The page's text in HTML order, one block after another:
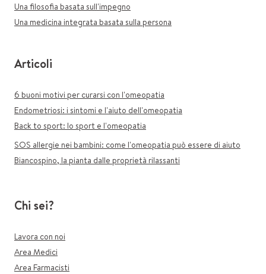
Una filosofia basata sull'impegno
Una medicina integrata basata sulla persona
Articoli
6 buoni motivi per curarsi con l'omeopatia
Endometriosi: i sintomi e l'aiuto dell'omeopatia
Back to sport: lo sport e l'omeopatia
SOS allergie nei bambini: come l'omeopatia può essere di aiuto
Biancospino, la pianta dalle proprietà rilassanti
Chi sei?
Lavora con noi
Area Medici
Area Farmacisti